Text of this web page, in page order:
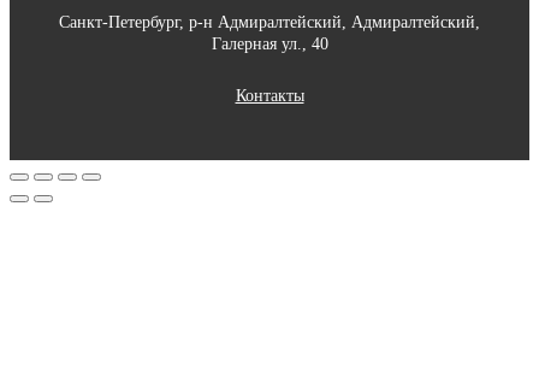
Санкт-Петербург, р-н Адмиралтейский, Адмиралтейский,
Галерная ул., 40
Контакты